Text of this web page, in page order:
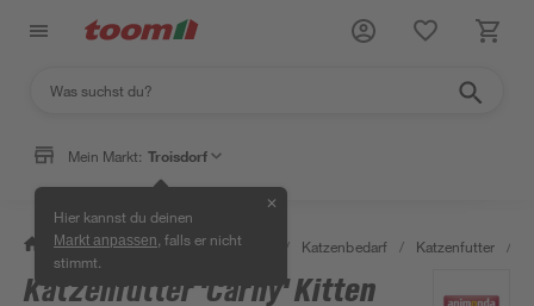
Mein Markt: Troisdorf
Hier kannst du deinen
Markt anpassen , falls er nicht
stimmt.
✕
/ Garten & Freizeit / Tierbedarf / Katzenbedarf / Katzenfutter /
Katzenfutter 'Carny' Kitten